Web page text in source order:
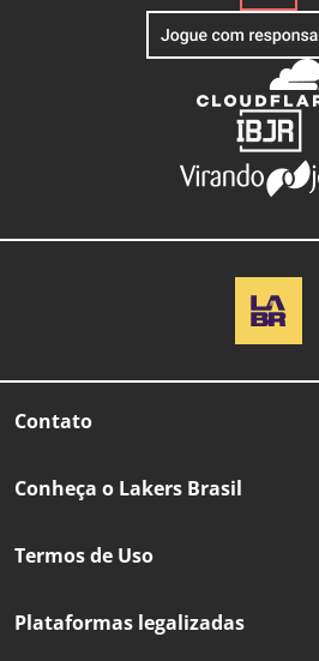
Contato
Conheça o Lakers Brasil
Termos de Uso
Plataformas legalizadas